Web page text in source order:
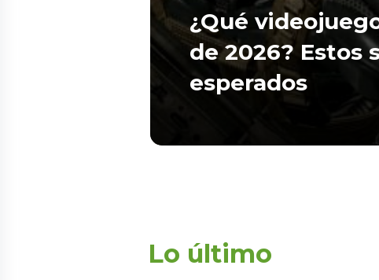
¿Qué
de 2026? Estos
esperados
Lo último